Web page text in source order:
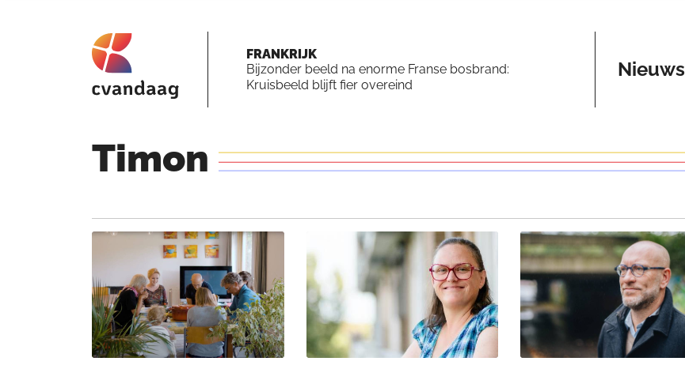
FRANKRIJK
Bijzonder beeld na enorme Franse bosbrand:
Kruisbeeld blijft fier overeind
Nieuws
Timon